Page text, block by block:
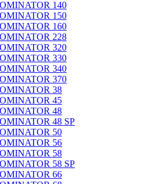
140
150
160
228
320
330
340
370
38
45
48
48 SP
50
56
58
58 SP
66